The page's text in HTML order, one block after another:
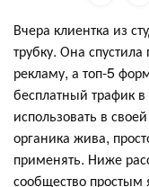
Вчера клиентка из
трубку. Она
рекламу, а топ-5
бесплатный трафик
использовать в
органика жива,
применять. Ниже
сообщество